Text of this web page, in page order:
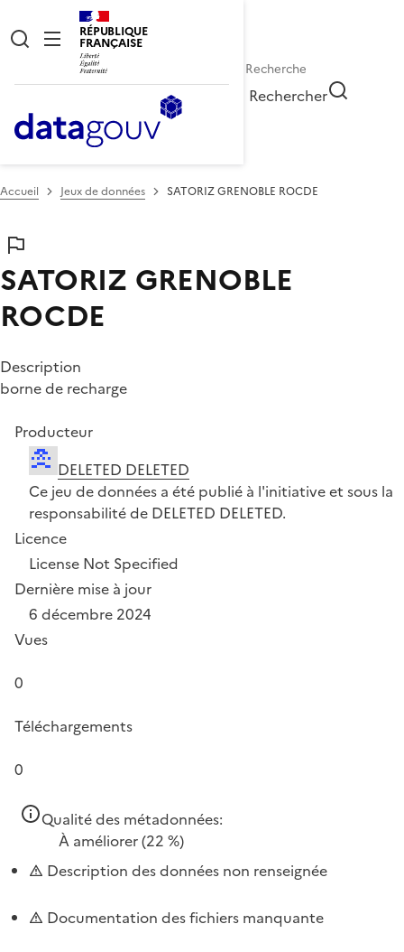
RÉPUBLIQUE
FRANÇAISE
Rechercher
Accueil Jeux de données SATORIZ GRENOBLE ROCDE
SATORIZ GRENOBLE
ROCDE
Description
borne de recharge
Producteur
DELETED DELETED
Ce jeu de données a été publié à l'initiative et sous la
responsabilité de DELETED DELETED.
Licence
License Not Specified
Dernière mise à jour
6 décembre 2024
Vues
0
Téléchargements
0
Qualité des métadonnées:
À améliorer(22 %)
Description des données non renseignée
Documentation des fichiers manquante